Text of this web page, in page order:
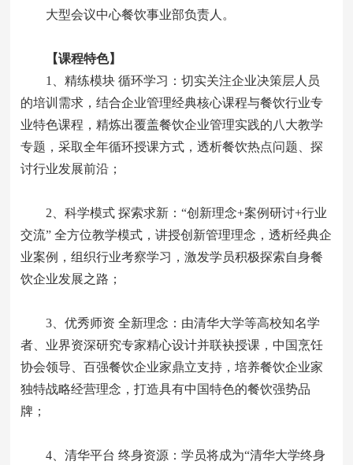
大型会议中心餐饮事业部负责人。
【课程特色】
1、精练模块 循环学习：切实关注企业决策层人员
的培训需求，结合企业管理经典核心课程与餐饮行业专
业特色课程，精炼出覆盖餐饮企业管理实践的八大教学
专题，采取全年循环授课方式，透析餐饮热点问题、探
讨行业发展前沿；
2、科学模式 探索求新：“创新理念+案例研讨+行业
交流” 全方位教学模式，讲授创新管理理念，透析经典企
业案例，组织行业考察学习，激发学员积极探索自身餐
饮企业发展之路；
3、优秀师资 全新理念：由清华大学等高校知名学
者、业界资深研究专家精心设计并联袂授课，中国烹饪
协会领导、百强餐饮企业家鼎立支持，培养餐饮企业家
独特战略经营理念，打造具有中国特色的餐饮强势品
牌；
4、清华平台 终身资源：学员将成为“清华大学终身